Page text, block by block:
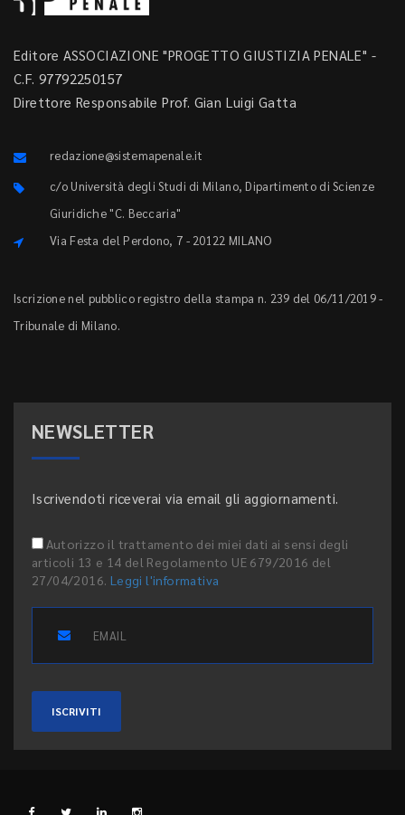
Editore ASSOCIAZIONE "PROGETTO GIUSTIZIA PENALE" -
C.F. 97792250157
Direttore Responsabile Prof. Gian Luigi Gatta
redazione@sistemapenale.it
c/o Università degli Studi di Milano, Dipartimento di Scienze
Giuridiche "C. Beccaria"
Via Festa del Perdono, 7 - 20122 MILANO
Iscrizione nel pubblico registro della stampa n. 239 del 06/11/2019 -
Tribunale di Milano.
NEWSLETTER
Iscrivendoti riceverai via email gli aggiornamenti.
Autorizzo il trattamento dei miei dati ai sensi degli
articoli 13 e 14 del Regolamento UE 679/2016 del
27/04/2016. Leggi l'informativa
ISCRIVITI